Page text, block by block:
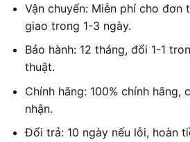
Vận chuyển: Miễn phí cho đơn
giao trong 1-3 ngày.
Bảo hành: 12 tháng, đổi 1-1
thuật.
Chính hãng: 100% chính hãng,
nhận.
Đổi trả: 10 ngày nếu lỗi, hoàn